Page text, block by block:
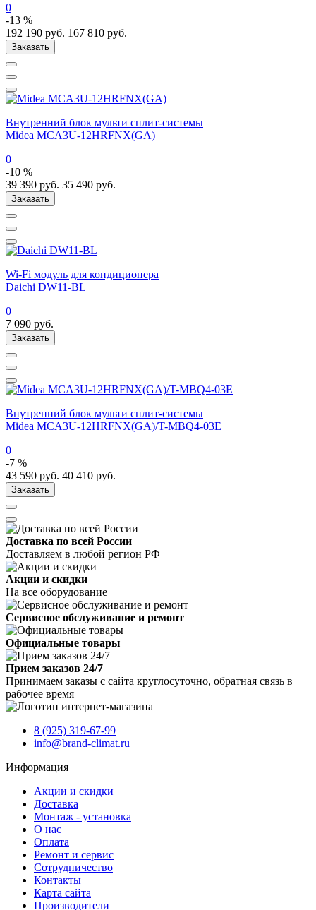
0
-13 %
192 190 руб. 167 810 руб.
Заказать
Внутренний блок мульти сплит-системы
Midea MCA3U-12HRFNX(GA)
0
-10 %
39 390 руб. 35 490 руб.
Заказать
Wi-Fi модуль для кондиционера
Daichi DW11-BL
0
7 090 руб.
Заказать
Внутренний блок мульти сплит-системы
Midea MCA3U-12HRFNX(GA)/T-MBQ4-03E
0
-7 %
43 590 руб. 40 410 руб.
Заказать
Доставка по всей России
Доставляем в любой регион РФ
Акции и скидки
На все оборудование
Сервисное обслуживание и ремонт
Официальные товары
Прием заказов 24/7
Принимаем заказы с сайта круглосуточно, обратная связь в
рабочее время
8 (925) 319-67-99
info@brand-climat.ru
Информация
Акции и скидки
Доставка
Монтаж - установка
О нас
Оплата
Ремонт и сервис
Сотрудничество
Контакты
Карта сайта
Производители